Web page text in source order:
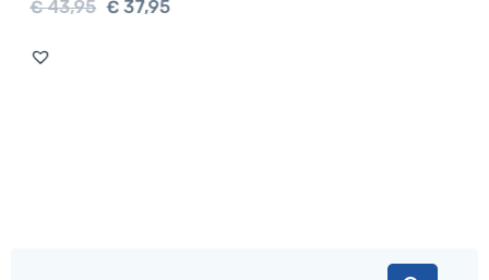
43,95 Oorspronkelijke
€ 37,95Huidige